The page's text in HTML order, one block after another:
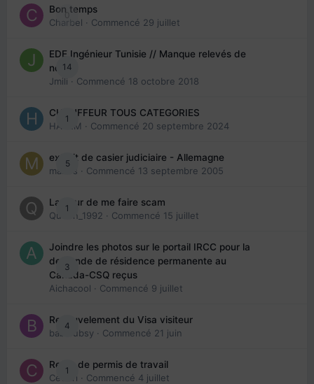
0
Bon temps
Charbel · Commencé 29 juillet
14
EDE Ingénieur Tunisie // Manque relevés de
note
Jmili · Commencé 18 octobre 2018
1
CHAUFFEUR TOUS CATEGORIES
HAZEM · Commencé 20 septembre 2024
5
extrait de casier judiciaire - Allemagne
maries · Commencé 13 septembre 2005
1
La peur de me faire scam
Queen_1992 · Commencé 15 juillet
3
Joindre les photos sur le portail IRCC pour la
demande de résidence permanente au
Canada-CSQ reçus
Aichacool · Commencé 9 juillet
4
Renouvelement du Visa visiteur
babibubsy · Commencé 21 juin
1
Refus de permis de travail
Cedbri · Commencé 4 juillet